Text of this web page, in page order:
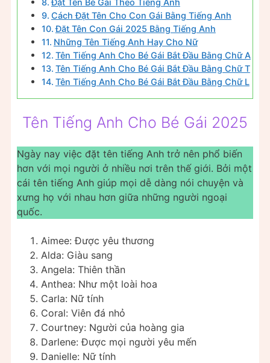
Đặt Tên Bé Gái Theo Tiếng Anh
Cách Đặt Tên Cho Con Gái Bằng Tiếng Anh
Đặt Tên Con Gái 2025 Bằng Tiếng Anh
Những Tên Tiếng Anh Hay Cho Nữ
Tên Tiếng Anh Cho Bé Gái Bắt Đầu Bằng Chữ A
Tên Tiếng Anh Cho Bé Gái Bắt Đầu Bằng Chữ T
Tên Tiếng Anh Cho Bé Gái Bắt Đầu Bằng Chữ L
Tên Tiếng Anh Cho Bé Gái 2025
Ngày nay việc đặt tên tiếng Anh trở nên phổ biến
hơn với mọi người ở nhiều nơi trên thế giới. Bởi một
cái tên tiếng Anh giúp mọi dễ dàng nói chuyện và
xưng họ với nhau hơn giữa những người ngoại
quốc.
Aimee: Được yêu thương
Alda: Giàu sang
Angela: Thiên thần
Anthea: Như một loài hoa
Carla: Nữ tính
Coral: Viên đá nhỏ
Courtney: Người của hoàng gia
Darlene: Được mọi người yêu mến
Danielle: Nữ tính